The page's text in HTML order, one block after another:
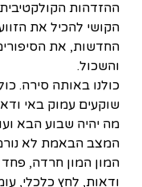
ההזדהות
הקושי להכיל את
החדשות, את
והשכול.
כולנו באותה סירה.
שוקעים עמוק באי
מה יהיה שבוע הבא
המצב הבאמת לא
המון המון חרדה, פחד
ודאות, לחץ כלכלי,